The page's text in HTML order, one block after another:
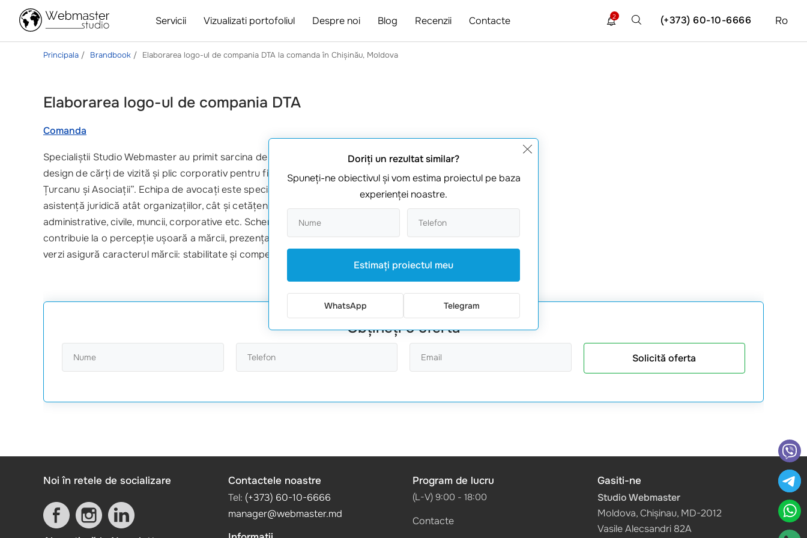
Servicii Vizualizati portofoliul Despre noi Blog Recenzii Contacte Ro
(+373) 60-10-6666
2
Principala Brandbook Elaborarea logo-ul de compania DTA la comanda în Chișinău, Moldova
Elaborarea logo-ul de compania DTA
Comanda
Specialiștii Studio Webmaster au primit sarcina de a dezvolta o siglă, antet,
design de cărți de vizită și plic corporativ pentru firma de avocatură „Dorogoi
Țurcanu și Asociații”. Echipa de avocați este specializată în acordarea de
asistență juridică atât organizațiilor, cât și cetățenilor în domeniul legislației
administrative, civile, muncii, corporative etc. Schema de culori selectată
contribuie la o percepție ușoară a mărcii, prezența tonurilor de culori albastre și
verzi asigură caracterul mărcii: stabilitate și competență.
Obțineți o ofertă
Solicită oferta
Noi în retele de socializare
Contactele noastre
Tel: (+373) 60-10-6666
manager@webmaster.md
Program de lucru
(L-V) 9:00 - 18:00
Contacte
Gasiti-ne
Studio Webmaster
Moldova, Chișinau, MD-2012
Vasile Alecsandri 82A
Doriţi un rezultat similar?
Spuneţi-ne obiectivul şi vom estima proiectul pe baza
experienţei noastre.
Estimaţi proiectul meu
WhatsApp Telegram